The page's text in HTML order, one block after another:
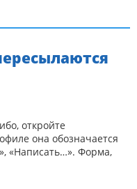
откройте
она обозначается
«Написать…». Форма,